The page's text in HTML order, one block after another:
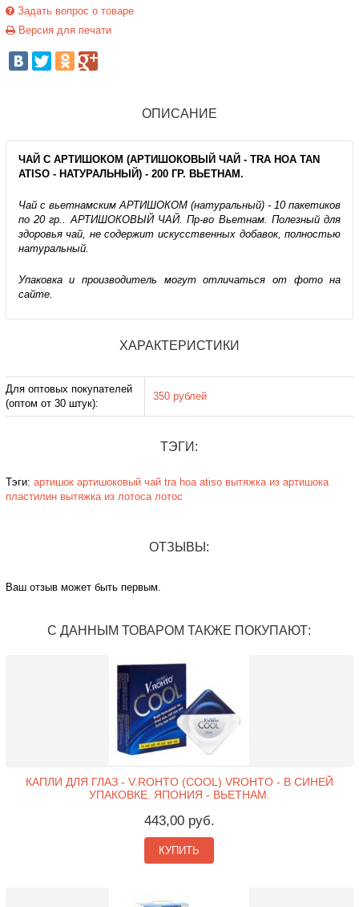
Задать вопрос о товаре
Версия для печати
ОПИСАНИЕ
ЧАЙ С АРТИШОКОМ (АРТИШОКОВЫЙ ЧАЙ - TRA HOA TAN
ATISO - НАТУРАЛЬНЫЙ) - 200 ГР. ВЬЕТНАМ.
Чай с вьетнамским АРТИШОКОМ (натуральный) - 10 пакетиков
по 20 гр.. АРТИШОКОВЫЙ ЧАЙ. Пр-во Вьетнам. Полезный для
здоровья чай, не содержит искусственных добавок, полностью
натуральный.
Упаковка и производитель могут отличаться от фото на
сайте.
ХАРАКТЕРИСТИКИ
Для оптовых покупателей
(оптом от 30 штук):
350 рублей
ТЭГИ:
Тэги: артишок артишоковый чай tra hoa atiso вытяжка из артишока
пластилин вытяжка из лотоса лотос
ОТЗЫВЫ:
Ваш отзыв может быть первым.
С ДАННЫМ ТОВАРОМ ТАКЖЕ ПОКУПАЮТ:
КАПЛИ ДЛЯ ГЛАЗ - V.ROHTO (COOL) VROHTO - В СИНЕЙ
УПАКОВКЕ. ЯПОНИЯ - ВЬЕТНАМ.
443,00 руб.
КУПИТЬ